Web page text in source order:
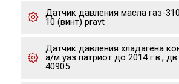
Датчик давления масла газ-
10 (винт) pravt
Датчик давления хладагена
а/м уаз патриот до 2014 г.в.,
40905